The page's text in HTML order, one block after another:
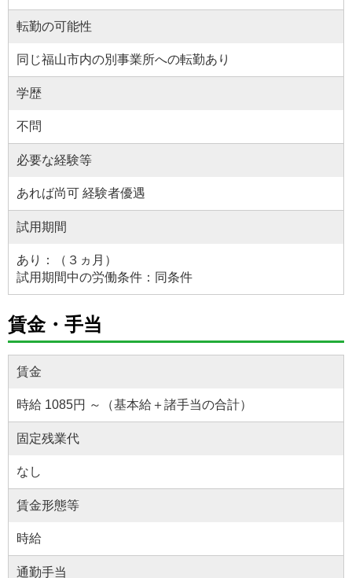
転勤の可能性
同じ福山市内の別事業所への転勤あり
学歴
不問
必要な経験等
あれば尚可 経験者優遇
試用期間
あり：（３ヵ月）
試用期間中の労働条件：同条件
賃金・手当
賃金
時給 1085円 ～（基本給＋諸手当の合計）
固定残業代
なし
賃金形態等
時給
通勤手当